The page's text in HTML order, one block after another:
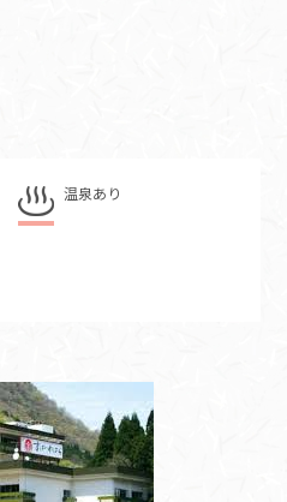
温泉あり